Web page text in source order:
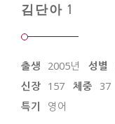
김단아 1
출생 2005년성별
신장 157체중
37
특기
영어